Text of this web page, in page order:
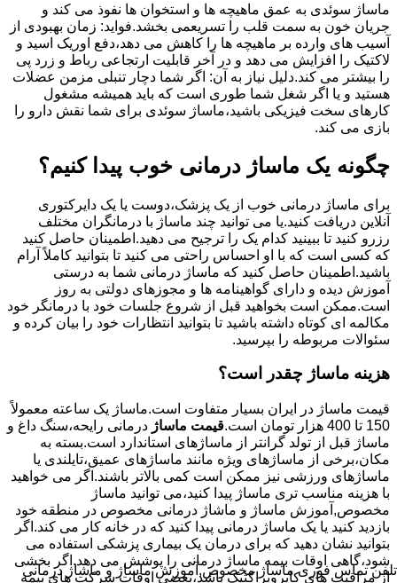
ماساژ سوئدی به عمق ماهیچه ها و استخوان ها نفوذ می کند و
جریان خون به سمت قلب را تسریعمی بخشد.فواید: زمان بهبودی از
آسیب های وارده بر ماهیچه ها را کاهش می دهد،دفع اوریک اسید و
لاکتیک را افزایش می دهد و در آخر قابلیت ارتجاعی رباط و زرد پی
را بیشتر می کند.دلیل نیاز به آن: اگر شما دچار تنبلی مزمن عضلات
هستید و یا اگر شغل شما طوری است که باید همیشه مشغول
کارهای سخت فیزیکی باشید،ماساژ سوئدی برای شما نقش دارو را
بازی می کند.
چگونه یک ماساژ درمانی خوب پیدا کنیم؟
برای ماساژ درمانی خوب از یک پزشک،دوست یا یک دایرکتوری
آنلاین دریافت کنید.یا می توانید چند ماساژ با درمانگران مختلف
رزرو کنید تا ببینید کدام یک را ترجیح می دهید.اطمینان حاصل کنید
که کسی است که با او احساس راحتی می کنید تا بتوانید کاملاً آرام
باشید.اطمینان حاصل کنید که ماساژ درمانی شما به درستی
آموزش دیده و دارای گواهینامه ها و مجوزهای دولتی به روز
است.ممکن است بخواهید قبل از شروع جلسات خود با درمانگر خود
مکالمه ای کوتاه داشته باشید تا بتوانید انتظارات خود را بیان کرده و
سئوالات مربوطه را بپرسید.
هزینه ماساژ چقدر است؟
قیمت ماساژ در ایران بسیار متفاوت است.ماساژ یک ساعته معمولاً
150 تا 400 هزار تومان است.
قیمت ماساژ درمانی رایحه،سنگ داغ و
ماساژ قبل از تولد گرانتر از ماساژهای استاندارد است.بسته به
مکان،برخی از ماساژهای ویژه مانند ماساژهای عمیق،تایلندی یا
ماساژهای ورزشی نیز ممکن است کمی بالاتر باشند.اگر می خواهید
با هزینه مناسب تری ماساژ پیدا کنید،می توانید ماساژ
مخصوص,آموزش ماساژ و ماشاژ درمانی مخصوص در منطقه خود
بازدید کنید یا یک ماساژ درمانی پیدا کنید که در خانه کار می کند.اگر
بتوانید نشان دهید که برای درمان یک بیماری پزشکی استفاده می
شود،گاهی اوقات بیمه ماساژ درمانی را پوشش می دهد.اگر بخشی
از مراقبت های کایروپراکتیک باشد،بعضی اوقات شرکت های بیمه
تلفن تماس فوریماساژ مخصوص,آموزش ماساژ و ماشاژ درمانی